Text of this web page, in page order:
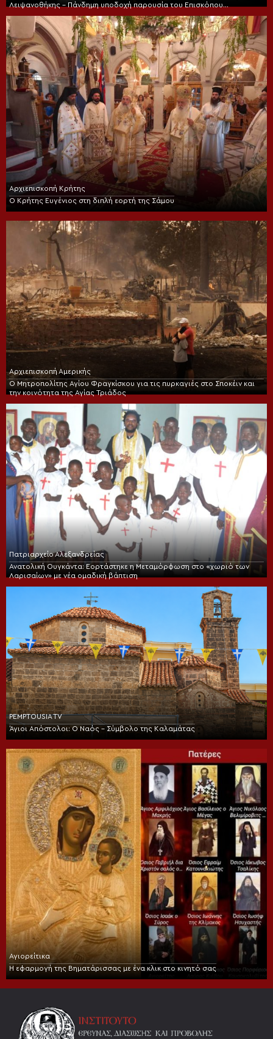
Λειψανοθήκης – Πάνδημη υποδοχή παρουσία του Επισκόπου
Αρχιεπισκοπή Κρήτης
Ο Κρήτης Ευγένιος στη διπλή εορτή της Σάμου
Αρχιεπισκοπή Αμερικής
Ο Μητροπολίτης Αγίου Φραγκίσκου για τις πυρκαγιές στο Σποκέιν και
την κοινότητα της Αγίας Τριάδος
Πατριαρχείο Αλεξανδρείας
Ανατολική Ουγκάντα: Εορτάστηκε η Μεταμόρφωση στο «χωριό των
Λαρισαίων» με νέα ομαδική βάπτιση
PEMPTOUSIA TV
Άγιοι Απόστολοι: Ο Ναός – Σύμβολο της Καλαμάτας
Αγιορείτικα
Η εφαρμογή της Βηματάρισσας με ένα κλικ στο κινητό σας